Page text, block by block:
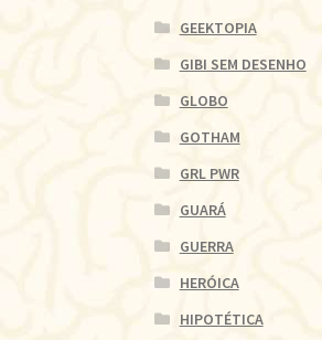
GEEKTOPIA
GIBI SEM DESENHO
GLOBO
GOTHAM
GRL PWR
GUARÁ
GUERRA
HERÓICA
HIPOTÉTICA